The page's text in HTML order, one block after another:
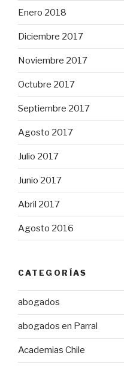
Enero 2018
Diciembre 2017
Noviembre 2017
Octubre 2017
Septiembre 2017
Agosto 2017
Julio 2017
Junio 2017
Abril 2017
Agosto 2016
CATEGORÍAS
abogados
abogados en Parral
Academias Chile